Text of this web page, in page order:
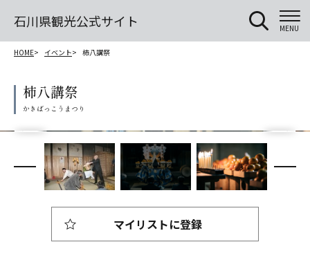
石川県観光公式サイト MENU
HOME イベント 柿八講祭
柿八講祭
マイリストに登録